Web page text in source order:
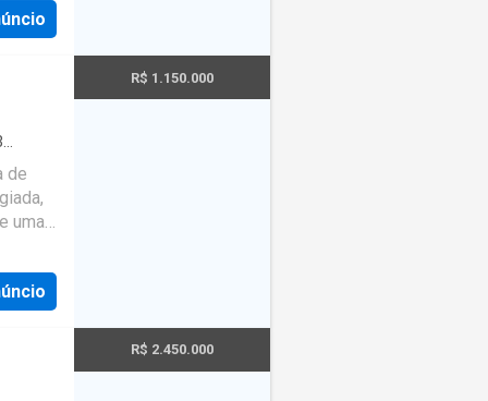
de
uma
salas
que
R$ 1.150.000
R$ 2.450.000